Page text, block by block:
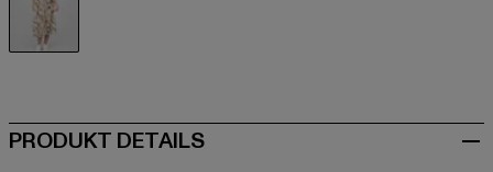
PRODUKT DETAILS